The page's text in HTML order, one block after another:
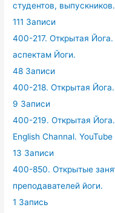
студентов,
111 Записи
400-217. Открытая
аспектам Йоги.
48 Записи
400-218. Открытая
9 Записи
400-219. Открытая
English Channal. YouTube
13 Записи
400-850. Открытые
преподавателей йоги.
1 Запись